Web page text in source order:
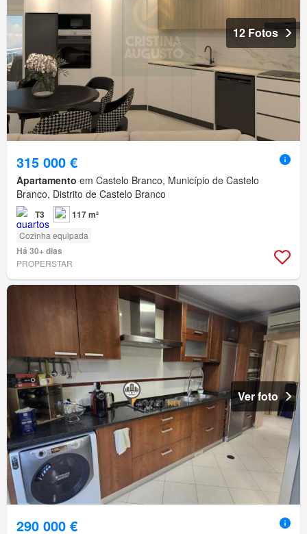
12 Fotos
315 000 €
Apartamento em Castelo Branco, Município de Castelo
Branco, Distrito de Castelo Branco
T3 117 m²
Cozinha equipada
Há 30+ dias
PROPERSTAR
Ver foto
290 000 €